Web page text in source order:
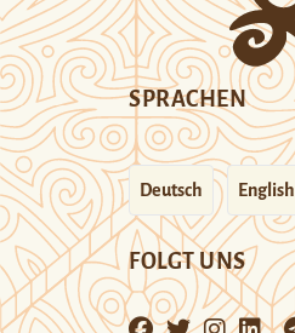
SPRACHEN
Deutsch English
FOLGT UNS